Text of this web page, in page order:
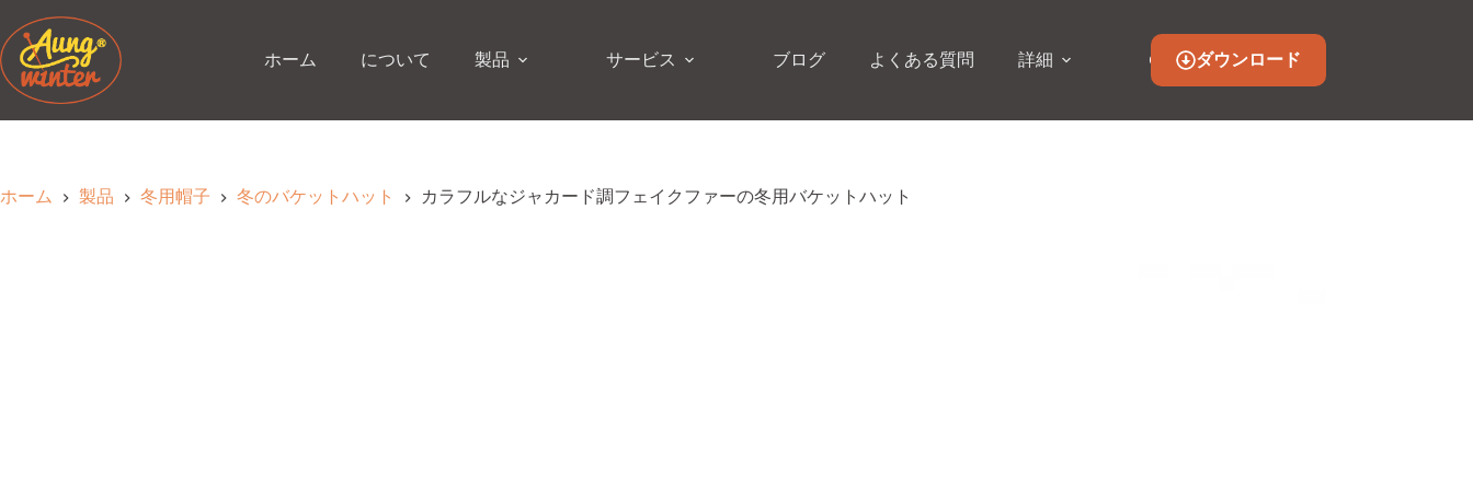
ン
テ
ン
へ
ッ
ホーム について 製品 サービス ブログ よくある質問 詳細 ダウンロード
ホーム 製品 冬用帽子 冬のバケットハット カラフルなジャカード調フェイクファーの冬用バケットハット